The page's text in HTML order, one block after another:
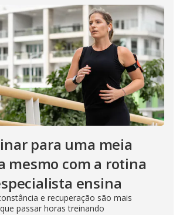
para uma meia
mesmo com a rotina
ensina
e recuperação são mais
passar horas treinando